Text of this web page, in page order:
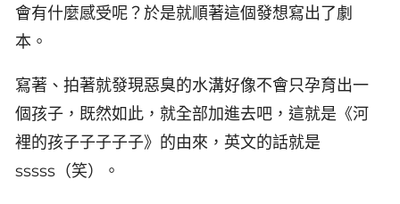
會有什麼感受呢？於是就順著這個發想寫出了劇
本。
寫著、拍著就發現惡臭的水溝好像不會只孕育出一
個孩子，既然如此，就全部加進去吧，這就是《河
裡的孩子子子子子》的由來，英文的話就是
sssss（笑）。